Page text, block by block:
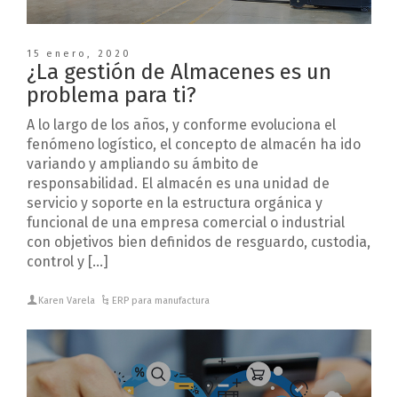
15 enero, 2020
¿La gestión de Almacenes es un
problema para ti?
A lo largo de los años, y conforme evoluciona el
fenómeno logístico, el concepto de almacén ha ido
variando y ampliando su ámbito de
responsabilidad. El almacén es una unidad de
servicio y soporte en la estructura orgánica y
funcional de una empresa comercial o industrial
con objetivos bien definidos de resguardo, custodia,
control y […]
Karen Varela ERP para manufactura